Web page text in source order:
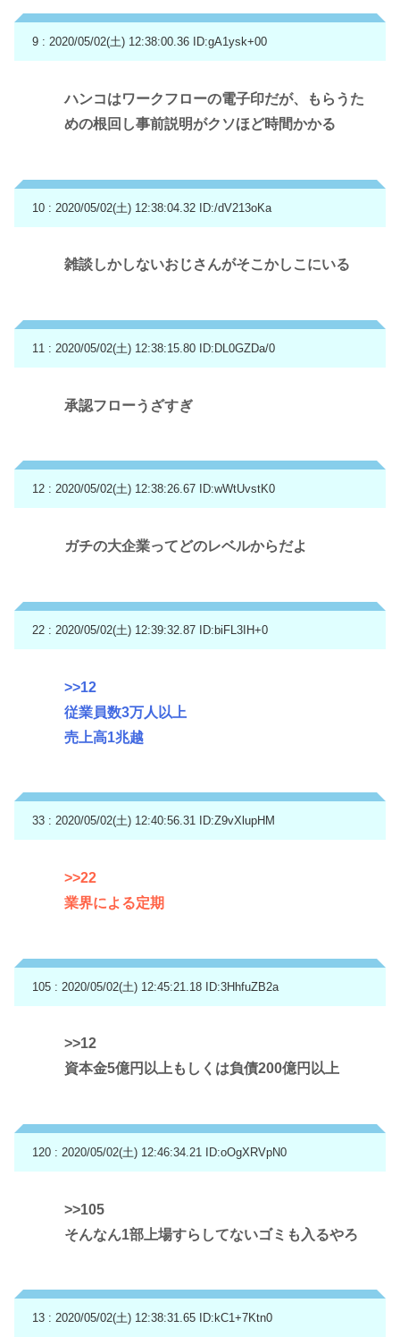
9 : 2020/05/02(土) 12:38:00.36 ID:gA1ysk+00
ハンコはワークフローの電子印だが、もらうた
めの根回し事前説明がクソほど時間かかる
10 : 2020/05/02(土) 12:38:04.32 ID:/dV213oKa
雑談しかしないおじさんがそこかしこにいる
11 : 2020/05/02(土) 12:38:15.80 ID:DL0GZDa/0
承認フローうざすぎ
12 : 2020/05/02(土) 12:38:26.67 ID:wWtUvstK0
ガチの大企業ってどのレベルからだよ
22 : 2020/05/02(土) 12:39:32.87 ID:biFL3IH+0
>>12
従業員数3万人以上
売上高1兆越
33 : 2020/05/02(土) 12:40:56.31 ID:Z9vXlupHM
>>22
業界による定期
105 : 2020/05/02(土) 12:45:21.18 ID:3HhfuZB2a
>>12
資本金5億円以上もしくは負債200億円以上
120 : 2020/05/02(土) 12:46:34.21 ID:oOgXRVpN0
>>105
そんなん1部上場すらしてないゴミも入るやろ
13 : 2020/05/02(土) 12:38:31.65 ID:kC1+7Ktn0